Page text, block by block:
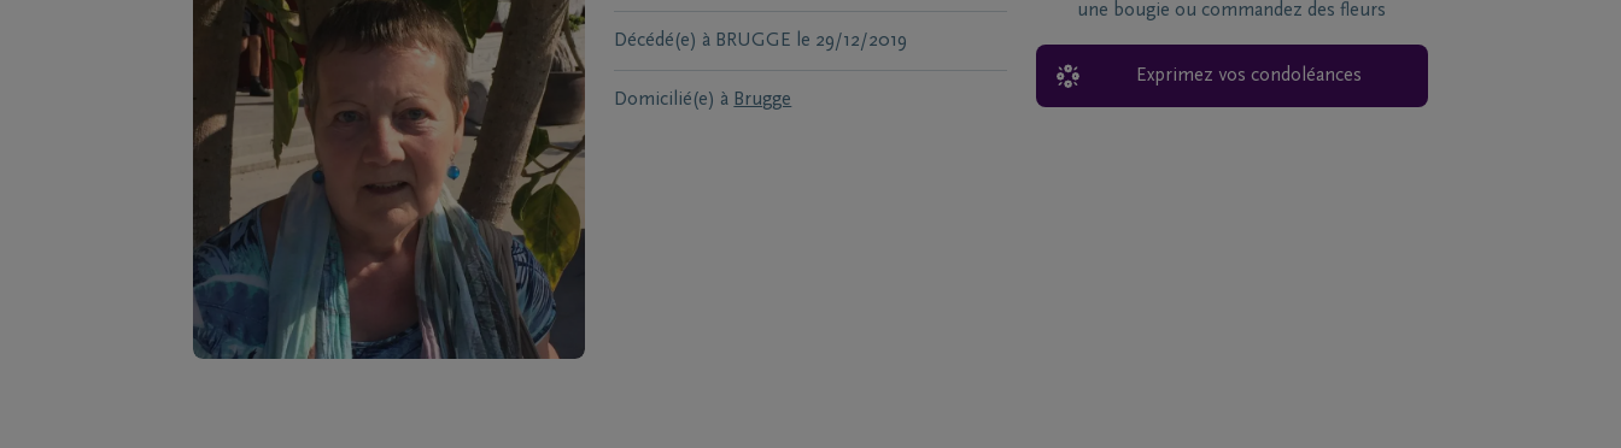
Décédé(e) à BRUGGE le 29/12/2019
Domicilié(e) à Brugge
une bougie ou commandez des fleurs
Exprimez vos condoléances